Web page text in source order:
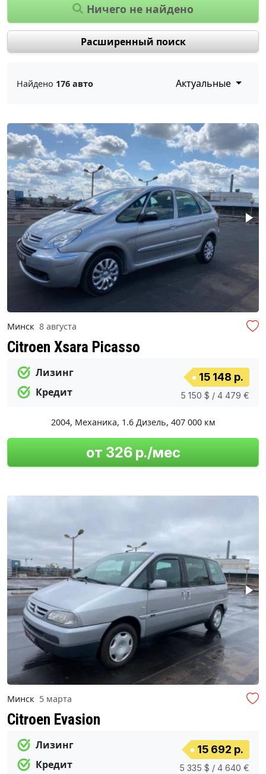
Ничего не найдено
Расширенный поиск
Найдено 176 авто Актуальные
Минск 8 августа
Citroen Xsara Picasso
Лизинг
Кредит
15 148 р.
5 150 $ / 4 479 €
2004, Механика, 1.6 Дизель, 407 000 км
от 326 р./мес
Минск 5 марта
Citroen Evasion
Лизинг
Кредит
15 692 р.
5 335 $ / 4 640 €